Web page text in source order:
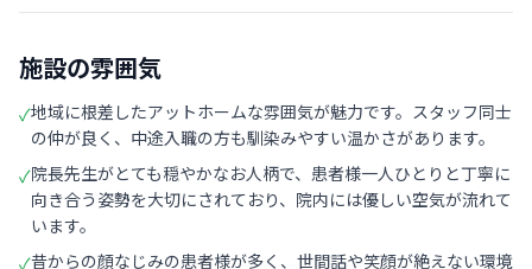
施設の雰囲気
✓地域に根差したアットホームな雰囲気が魅力です。スタッフ同士
の仲が良く、中途入職の方も馴染みやすい温かさがあります。
✓院長先生がとても穏やかなお人柄で、患者様一人ひとりと丁寧に
向き合う姿勢を大切にされており、院内には優しい空気が流れて
います。
✓昔からの顔なじみの患者様が多く、世間話や笑顔が絶えない環境